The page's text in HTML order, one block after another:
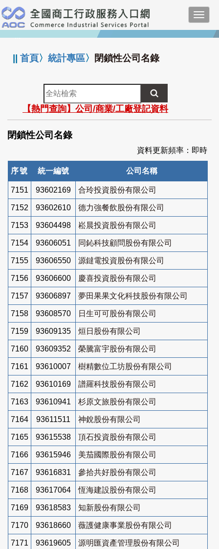
跳
到
主
要
:::
||首頁〉統計專區〉 閉鎖性公司名錄
全
站
檢
索
【熱門查詢】公司/商業/工廠登記資料
閉鎖性公司名錄
資料更新頻率：即時
序號 統一編號 公司名稱
7151 93602169 合玲投資股份有限公司
7152 93602610 德力強餐飲股份有限公司
7153 93604498 崧晨投資股份有限公司
7154 93606051 同鈊科技顧問股份有限公司
7155 93606550 源鐽電投資股份有限公司
7156 93606600 慶喜投資股份有限公司
7157 93606897 夢田果果文化科技股份有限公司
7158 93608570 日生可可股份有限公司
7159 93609135 烜日股份有限公司
7160 93609352 榮騰富宇股份有限公司
7161 93610007 樹精數位工坊股份有限公司
7162 93610169 譜羅科技股份有限公司
7163 93610941 杉原文旅股份有限公司
7164 93611511 神銳股份有限公司
7165 93615538 頂石投資股份有限公司
7166 93615946 美茄國際股份有限公司
7167 93616831 參拾共好股份有限公司
7168 93617064 恆海建設股份有限公司
7169 93618583 知新股份有限公司
7170 93618660 薇護健康事業股份有限公司
7171 93619605 源明匯資產管理股份有限公司